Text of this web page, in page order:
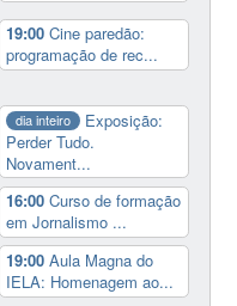
19:00Cine paredão:
programação de rec...
dia inteiro
Exposição:
Perder Tudo.
Novament...
16:00Curso de formação
em Jornalismo ...
19:00Aula Magna do
IELA: Homenagem ao...